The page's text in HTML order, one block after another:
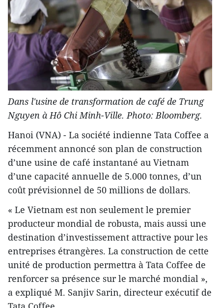
Dans l'usine de transformation de café de Trung
Nguyen à Hô Chi Minh-Ville. Photo: Bloomberg.
Hanoi (VNA) - La société indienne Tata Coffee a
récemment annoncé son plan de construction
d’une usine de café instantané au Vietnam
d’une capacité annuelle de 5.000 tonnes, d’un
coût prévisionnel de 50 millions de dollars.
« Le Vietnam est non seulement le premier
producteur mondial de robusta, mais aussi une
destination d’investissement attractive pour les
entreprises étrangères. La construction de cette
unité de production permettra à Tata Coffee de
renforcer sa présence sur le marché mondial »,
a expliqué M. Sanjiv Sarin, directeur exécutif de